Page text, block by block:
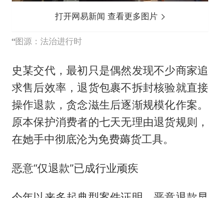
打开网易新闻 查看更多图片
图源：法治进行时
史某交代，最初只是偶然发现不少商家追
求售后效率，退货包裹不拆封核验就直接
操作退款，贪念滋生后逐渐规模化作案。
原本保护消费者的七天无理由退货规则，
在她手中彻底沦为免费薅货工具。
恶意“仅退款”已成行业顽疾